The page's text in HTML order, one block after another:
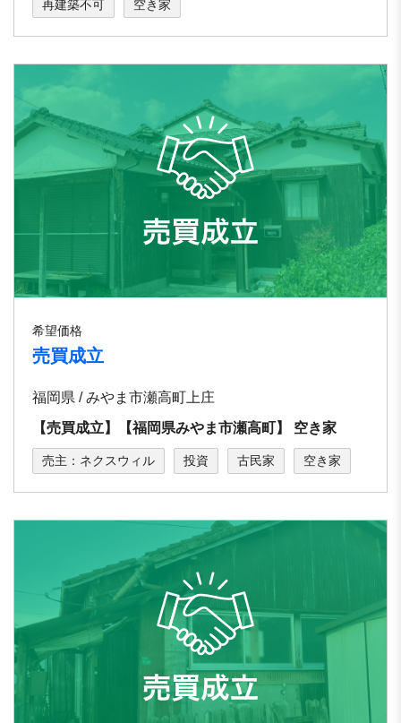
再建築不可 空き家
希望価格
売買成立
福岡県 / みやま市瀬高町上庄
【売買成立】【福岡県みやま市瀬高町】 空き家
売主：ネクスウィル 投資 古民家 空き家